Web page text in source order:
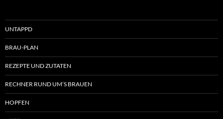
UNTAPPD
BRAU-PLAN
REZEPTE UND ZUTATEN
RECHNER RUND UM’S BRAUEN
HOPFEN